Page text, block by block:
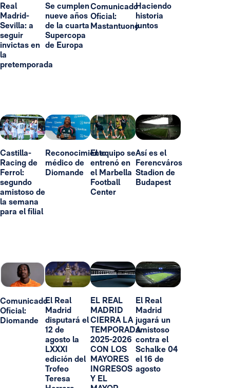
Real
Madrid-
Sevilla: a
seguir
invictas en
la
pretemporada
Se cumplen
nueve años
de la cuarta
Supercopa
de Europa
Comunicado
Oficial:
Mastantuono
Haciendo
historia
juntos
Castilla-
Racing de
Ferrol:
segundo
amistoso de
la semana
para el filial
Reconocimiento
médico de
Diomande
El equipo se
entrenó en
el Marbella
Football
Center
Así es el
Ferencváros
Stadion de
Budapest
Comunicado
Oficial:
Diomande
El Real
Madrid
disputará el
12 de
agosto la
LXXXI
edición del
Trofeo
Teresa
EL REAL
MADRID
CIERRA LA
TEMPORADA
2025-2026
CON LOS
MAYORES
INGRESOS
Y EL
El Real
Madrid
jugará un
amistoso
contra el
Schalke 04
el 16 de
agosto